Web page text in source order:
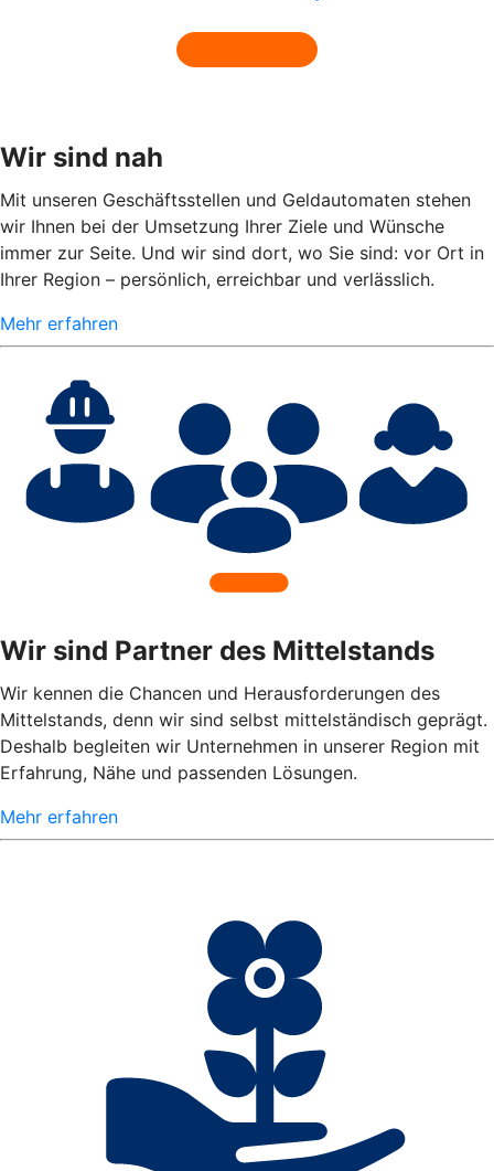
Wir sind nah
Mit unseren Geschäftsstellen und Geldautomaten stehen
wir Ihnen bei der Umsetzung Ihrer Ziele und Wünsche
immer zur Seite. Und wir sind dort, wo Sie sind: vor Ort in
Ihrer Region – persönlich, erreichbar und verlässlich.
Mehr erfahren
Wir sind Partner des Mittelstands
Wir kennen die Chancen und Herausforderungen des
Mittelstands, denn wir sind selbst mittelständisch geprägt.
Deshalb begleiten wir Unternehmen in unserer Region mit
Erfahrung, Nähe und passenden Lösungen.
Mehr erfahren